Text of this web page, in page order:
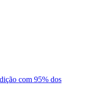
com 95% dos